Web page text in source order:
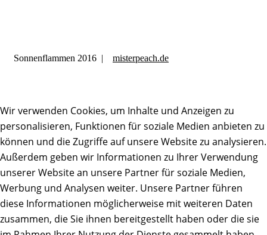
Sonnenflammen 2016 | misterpeach.de
Wir verwenden Cookies, um Inhalte und Anzeigen zu
personalisieren, Funktionen für soziale Medien anbieten zu
können und die Zugriffe auf unsere Website zu analysieren.
Außerdem geben wir Informationen zu Ihrer Verwendung
unserer Website an unsere Partner für soziale Medien,
Werbung und Analysen weiter. Unsere Partner führen
diese Informationen möglicherweise mit weiteren Daten
zusammen, die Sie ihnen bereitgestellt haben oder die sie